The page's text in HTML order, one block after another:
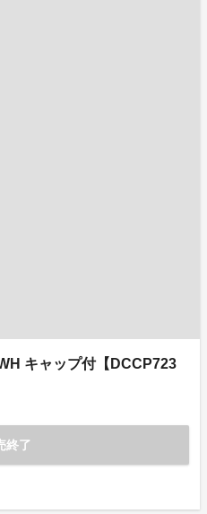
キャップ付【DCCP723
終了